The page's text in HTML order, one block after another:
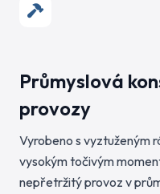
Průmyslová
provozy
Vyrobeno s vyztuženým
vysokým točivým
nepřetržitý provoz v